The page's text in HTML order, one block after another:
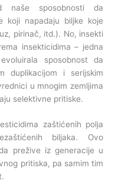
naše sposobnosti da
koji napadaju biljke koje
pirinač, itd.). No, insekti
insekticidima – jedna
sposobnost da
duplikacijom i serijskim
u mnogim zemljima
selektivne pritiske.
zaštićenih polja
biljaka. Ovo
prežive iz generacije u
pritiska, pa samim tim